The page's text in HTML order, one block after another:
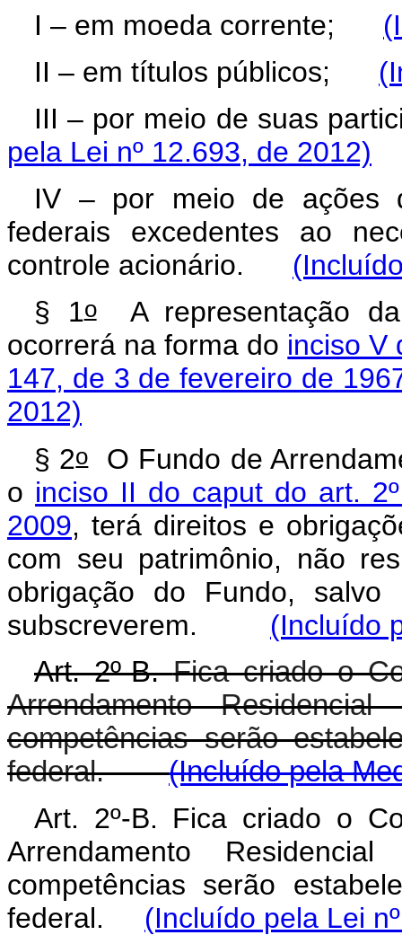
I – em moeda corrente;
II – em títulos públicos;
III – por meio de suas
pela Lei nº 12.693, de 2012)
IV – por meio de ações
federais excedentes ao
controle acionário.
§ 1oA representação da
ocorrerá na forma do inciso V
147, de 3 de fevereiro de
2012)
§ 2oO Fundo de
o inciso II do caput do art.
2009, terá direitos e
com seu patrimônio, não
obrigação do Fundo, salvo
subscreverem. (Incluído
Art. 2º-B.Fica criado o
Arrendamento
competências serão
federal.
(Incluído pela
Art. 2º-B. Fica criado o
Arrendamento
competências serão
federal. (Incluído pela Lei